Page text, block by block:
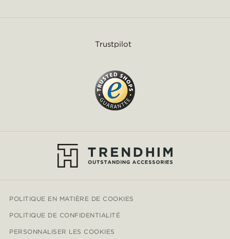
Trustpilot
POLITIQUE EN MATIÈRE DE COOKIES
POLITIQUE DE CONFIDENTIALITÉ
PERSONNALISER LES COOKIES